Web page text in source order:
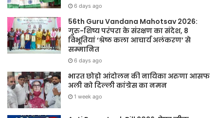
6 days ago
56th Guru Vandana Mahotsav 2026:
गुरु-शिष्य परंपरा के संरक्षण का संदेश, 8
विभूतियां ‘श्रेष्ठ कला आचार्य अलंकरण’ से
सम्मानित
6 days ago
भारत छोड़ो आंदोलन की नायिका अरुणा आसफ
अली को दिल्ली कांग्रेस का नमन
1 week ago